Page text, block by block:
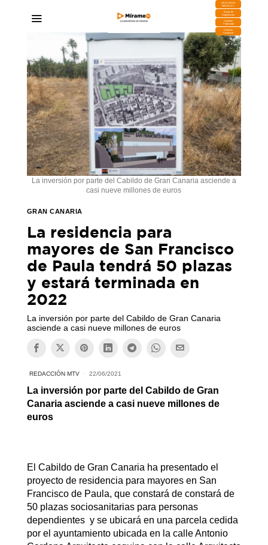
DESCARGA
MIRAPLAY
Buzón de
Sugerencias
Contratar
Publicidad
Contacto
Comercial
La inversión por parte del Cabildo de Gran Canaria asciende a
casi nueve millones de euros
GRAN CANARIA
La residencia para
mayores de San Francisco
de Paula tendrá 50 plazas
y estará terminada en
2022
La inversión por parte del Cabildo de Gran Canaria
asciende a casi nueve millones de euros
REDACCIÓN MTV 22/06/2021
La inversión por parte del Cabildo de Gran
Canaria asciende a casi nueve millones de
euros
El Cabildo de Gran Canaria ha presentado el
proyecto de residencia para mayores en San
Francisco de Paula, que constará de constará de
50 plazas sociosanitarias para personas
dependientes y se ubicará en una parcela cedida
por el ayuntamiento ubicada en la calle Antonio